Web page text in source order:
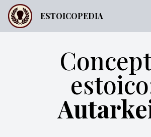
ESTOICOPEDIA